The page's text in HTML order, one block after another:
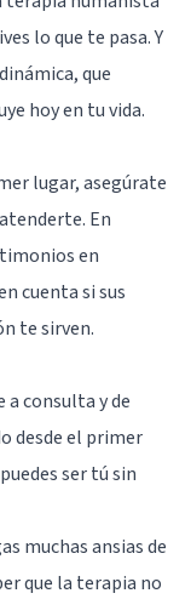
lo que te pasa. Y
que
hoy en tu vida.
lugar, asegúrate
En
en
cuenta si sus
te sirven.
a consulta y de
desde el primer
ser tú sin
muchas ansias de
que la terapia no